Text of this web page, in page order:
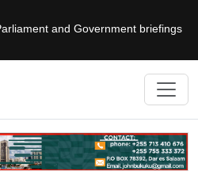
and Government briefings